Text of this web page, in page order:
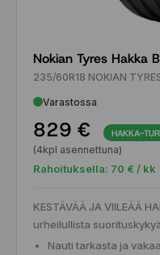
Nokian Tyres Hakka
235/60R18 NOKIAN
Varastossa
829 € HAKKA-
(4kpl asennettuna)
Rahoituksella: 70 € / kk
KESTÄVÄÄ JA VIILEÄÄ
urheilullista
Nauti tarkasta ja